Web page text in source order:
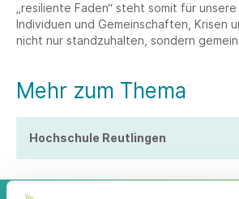
„resiliente Faden“ steht somit für
Individuen und Gemeinschaften, Krisen
nicht nur standzuhalten, sondern
Mehr zum Thema
Hochschule Reutlingen